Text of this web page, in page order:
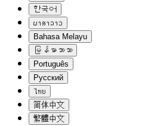
한국어
ພາສາລາວ
Bahasa Melayu
မြန်မာဘာသာ
Português
Русский
ไทย
简体中文
繁體中文